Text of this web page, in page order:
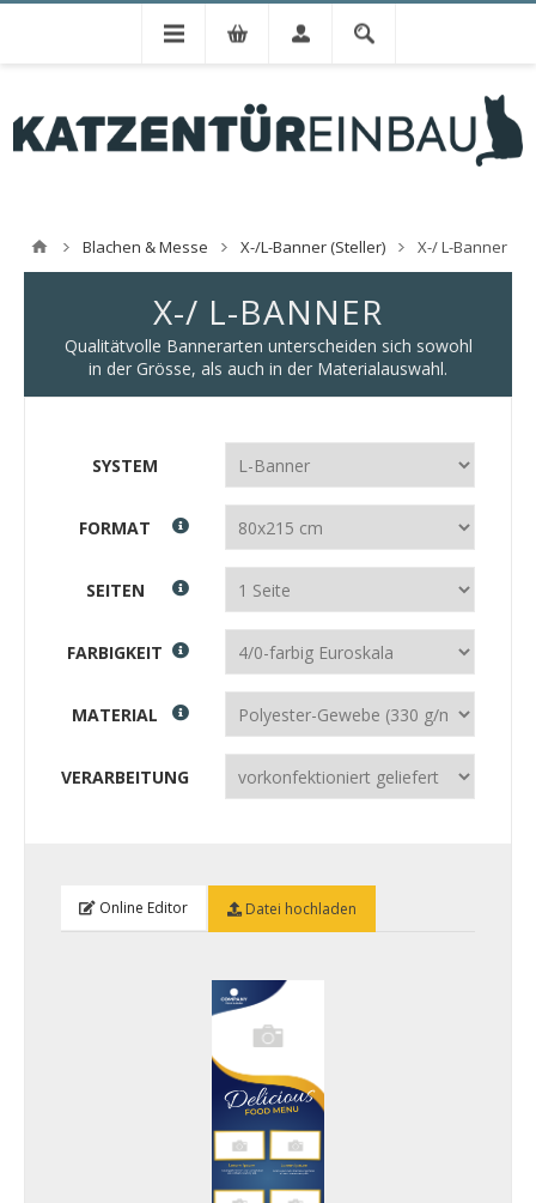
Blachen & Messe X-/L-Banner (Steller) X-/ L-Banner
X-/ L-BANNER
Qualitätvolle Bannerarten unterscheiden sich sowohl
in der Grösse, als auch in der Materialauswahl.
SYSTEM
FORMAT
SEITEN
FARBIGKEIT
MATERIAL
VERARBEITUNG
Online Editor Datei hochladen